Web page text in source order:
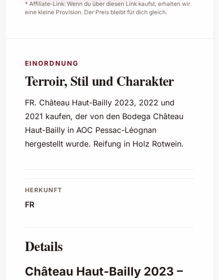
* Affiliate-Link: Wenn du über diesen Link kaufst, erhalten wir
eine kleine Provision. Der Preis bleibt für dich gleich.
EINORDNUNG
Terroir, Stil und Charakter
FR. Château Haut-Bailly 2023, 2022 und
2021 kaufen, der von den Bodega Château
Haut-Bailly in AOC Pessac-Léognan
hergestellt wurde. Reifung in Holz Rotwein.
HERKUNFT
FR
Details
Château Haut-Bailly 2023 –